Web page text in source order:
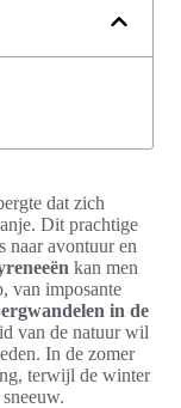
dat zich
Dit prachtige
naar avontuur en
kan men
van imposante
in de
van de natuur wil
In de zomer
terwijl de winter